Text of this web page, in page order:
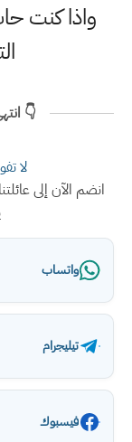
واذا كنت
👇
لا
انضم الآن إلى
واتساب
تيليجرام
فيسبوك